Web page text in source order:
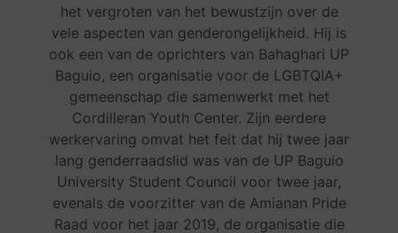
het vergroten van het bewustzijn over de
vele aspecten van genderongelijkheid. Hij is
ook een van de oprichters van Bahaghari UP
Baguio, een organisatie voor de LGBTQIA+
gemeenschap die samenwerkt met het
Cordilleran Youth Center. Zijn eerdere
werkervaring omvat het feit dat hij twee jaar
lang genderraadslid was van de UP Baguio
University Student Council voor twee jaar,
evenals de voorzitter van de Amianan Pride
Raad voor het jaar 2019, de organisatie die